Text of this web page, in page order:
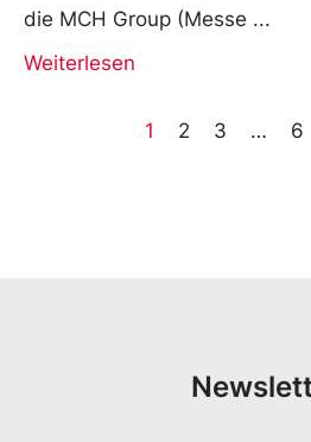
die MCH Group (Messe
Weiterlesen
1 2 3 … 6